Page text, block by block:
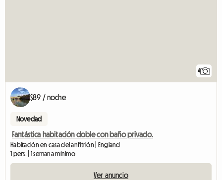
4
$89 / noche
Novedad
Fantástica habitación doble con baño privado.
Habitación en casa del anfitrión | England
1 pers. | 1 semana mínimo
Ver anuncio